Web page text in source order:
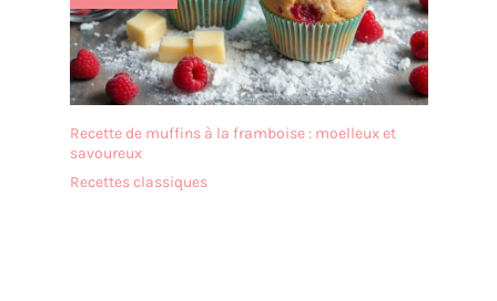
Recette de muffins à la framboise : moelleux et
savoureux
Recettes classiques